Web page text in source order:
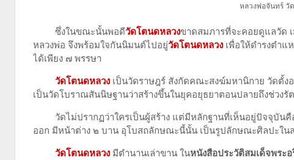
หลวงพ่อจันทร์ วั
ซึ่งในขณะนั้นพอดีวัดโตนดหลวงขาดสมภารที่จะคอยดูแลวัด
หลวงพ่อ จึงพร้อมใจกันนิมนต์ไปอยู่วัดโตนดหลวง เพื่อให้ดำรงตำ
ได้เพียง ๗ พรรษา
วัดโตนดหลวง เป็นวัดราษฎร์ สังกัดคณะสงฆ์มหานิกาย วัดตั้ง
เป็นวัดโบราณสันนิษฐานว่าสร้างขึ้นในยุคอยุธยาตอนปลายถึงช่วง
วัดไม่ปรากฏว่าใครเป็นผู้สร้าง แต่มีหลักฐานที่เห็นอยู่ปัจจุบันคื
ออก มีหน้าต่าง ๒ บาน อุโบสถลักษณะนี้นั้น เป็นรูปลักษณะศิลปะใน
วัดโตนดหลวง มีตำนานเล่าขาน ในหนังสือประวัติสมเด็จพระ